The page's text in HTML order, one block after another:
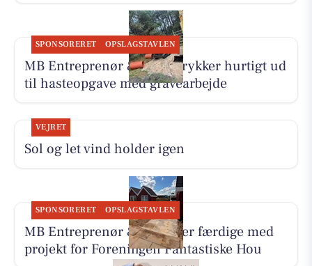
SPONSORERET OPSLAGSTAVLEN
MB Entreprenør & Anlæg rykker hurtigt ud
til hasteopgave med gravearbejde
VEJRET
Sol og let vind holder igen
SPONSORERET OPSLAGSTAVLEN
MB Entreprenør & Anlæg er færdige med
projekt for Foreningen Fantastiske Hou